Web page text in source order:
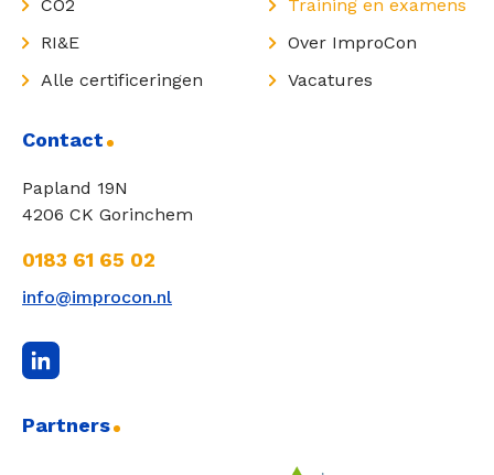
CO2
RI&E
Alle certificeringen
Training en examens
Over ImproCon
Vacatures
Contact
Papland 19N
4206 CK Gorinchem
0183 61 65 02
info@improcon.nl
Partners